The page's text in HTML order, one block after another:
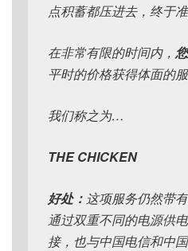
点积蓄都压进去，终于
在非常有限的时间内，
平时的价格获得体面的服
我们称之为…
THE CHICKEN
好处： 这项服务仍然带
通过双重不同的电源供
接，也与中国电信和中